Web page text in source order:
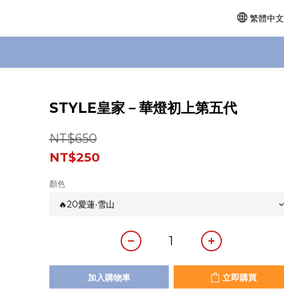
繁體中文
STYLE皇家－華燈初上第五代
NT$650
NT$250
顏色
加入購物車 立即購買